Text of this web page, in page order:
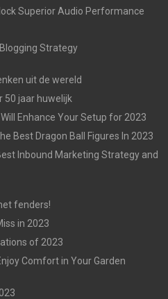
Superior Audio Performance
Strategy
uit de wereld
50 jaar huwelijk
Enhance Your Setup for 2023
Best Dragon Ball Figures In 2023
Inbound Marketing Strategy and
fenders!
in 2023
of 2023
Comfort in Your Garden